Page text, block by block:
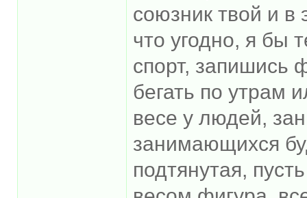
союзник твой и в
что угодно, я бы
спорт, запишись
бегать по утрам
весе у людей,
занимающихся
подтянутая,